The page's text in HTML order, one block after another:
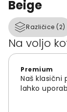
Beige
Različice (2)
Na voljo
Premium
Naš klasični
lahko